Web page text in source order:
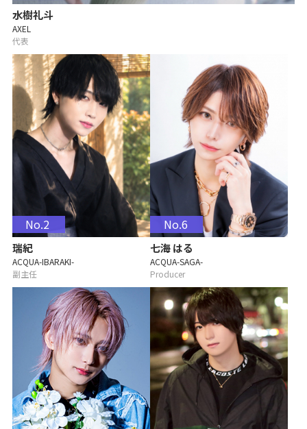
水樹礼斗
AXEL
代表
No.2
瑞紀
ACQUA-IBARAKI-
副主任
No.6
七海 はる
ACQUA-SAGA-
Producer